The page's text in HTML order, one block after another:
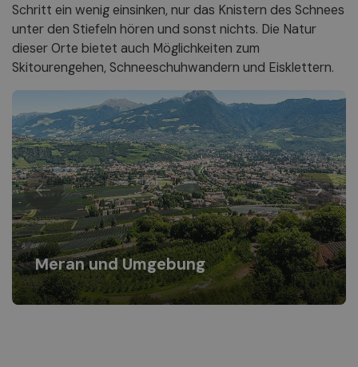
Schritt ein wenig einsinken, nur das Knistern des Schnees
unter den Stiefeln hören und sonst nichts. Die Natur
dieser Orte bietet auch Möglichkeiten zum
Skitourengehen, Schneeschuhwandern und Eisklettern.
Meran und Umgebung